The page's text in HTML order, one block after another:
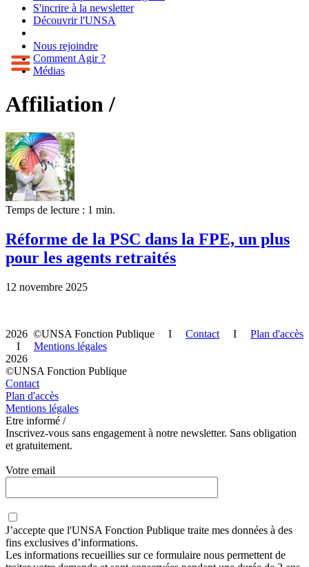
S'incrire à la newsletter
Découvrir l'UNSA
Nous rejoindre
Comment Agir ?
Médias
Affiliation /
Temps de lecture : 1 min.
Réforme de la PSC dans la FPE, un plus
pour les agents retraités
12 novembre 2025
2026 ©UNSA Fonction Publique I Contact I Plan d'accès
I Mentions légales
2026
©UNSA Fonction Publique
Contact
Plan d'accès
Mentions légales
Etre informé /
Inscrivez-vous sans engagement à notre newsletter. Sans obligation
et gratuitement.
Votre email
J’accepte que l'UNSA Fonction Publique traite mes données à des
fins exclusives d’informations.
Les informations recueillies sur ce formulaire nous permettent de